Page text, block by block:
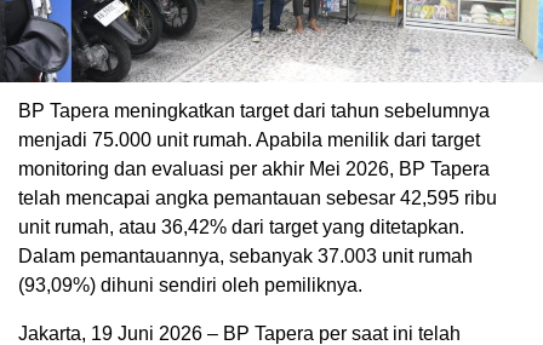
BP Tapera meningkatkan target dari tahun sebelumnya
menjadi 75.000 unit rumah. Apabila menilik dari target
monitoring dan evaluasi per akhir Mei 2026, BP Tapera
telah mencapai angka pemantauan sebesar 42,595 ribu
unit rumah, atau 36,42% dari target yang ditetapkan.
Dalam pemantauannya, sebanyak 37.003 unit rumah
(93,09%) dihuni sendiri oleh pemiliknya.
Jakarta, 19 Juni 2026 – BP Tapera per saat ini telah